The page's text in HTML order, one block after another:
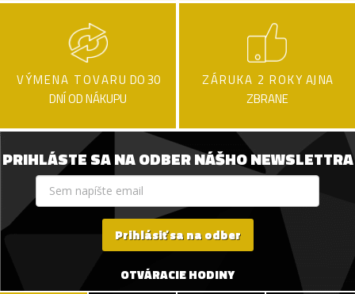
VÝMENA TOVARU DO 30
DNÍ OD NÁKUPU
ZÁRUKA 2 ROKY AJ NA
ZBRANE
PRIHLÁSTE SA NA ODBER NÁŠHO NEWSLETTRA
Prihlásiť sa na odber
OTVÁRACIE HODINY